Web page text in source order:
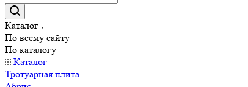
Каталог
По всему сайту
По каталогу
Каталог
Тротуарная плита